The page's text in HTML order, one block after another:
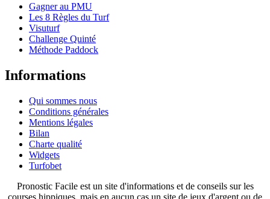
Gagner au PMU
Les 8 Règles du Turf
Visuturf
Challenge Quinté
Méthode Paddock
Informations
Qui sommes nous
Conditions générales
Mentions légales
Bilan
Charte qualité
Widgets
Turfobet
Pronostic Facile est un site d'informations et de conseils sur les